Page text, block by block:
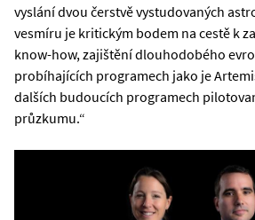
vyslání dvou čerstvě vystudovaných
vesmíru je kritickým bodem na cestě k
know-how, zajištění dlouhodobého
probíhajících programech jako je
dalších budoucích programech
průzkumu.“